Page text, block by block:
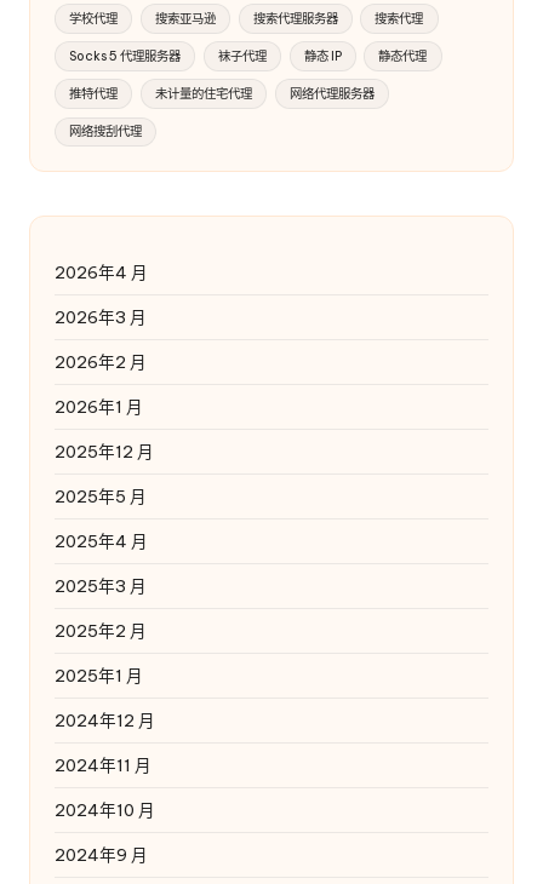
学校代理 搜索亚马逊 搜索代理服务器 搜索代理
Socks 5 代理服务器 袜子代理 静态 IP 静态代理
推特代理 未计量的住宅代理 网络代理服务器
网络搜刮代理
2026年4 月
2026年3 月
2026年2 月
2026年1 月
2025年12 月
2025年5 月
2025年4 月
2025年3 月
2025年2 月
2025年1 月
2024年12 月
2024年11 月
2024年10 月
2024年9 月